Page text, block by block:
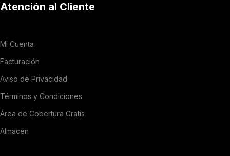
Atención al Cliente
Mi Cuenta
Facturación
Aviso de Privacidad
Términos y Condiciones
Área de Cobertura Gratis
Almacén